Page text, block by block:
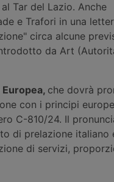
Tar del Lazio. Anche
e Trafori in una
circa alcune
da Art
che dovrà
con i principi
C-810/24. Il
di prelazione italiano
di servizi,